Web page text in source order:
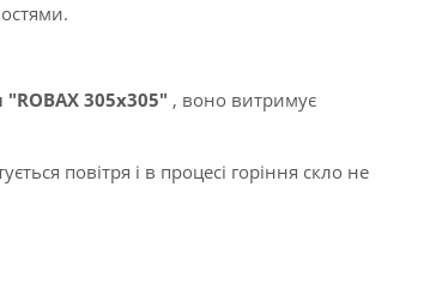
305х305" , воно витримує
повітря і в процесі горіння скло не